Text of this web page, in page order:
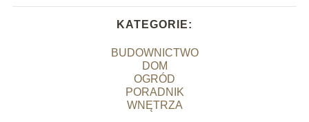
KATEGORIE:
BUDOWNICTWO
DOM
OGRÓD
PORADNIK
WNĘTRZA